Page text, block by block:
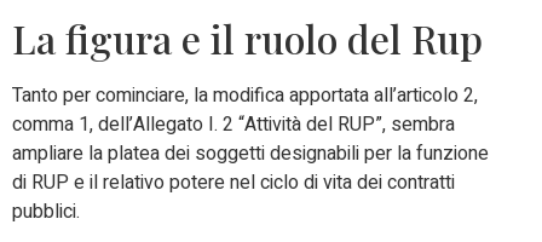
La figura e il ruolo del Rup
Tanto per cominciare, la modifica apportata all’articolo 2,
comma 1, dell’Allegato I. 2 “Attività del RUP”, sembra
ampliare la platea dei soggetti designabili per la funzione
di RUP e il relativo potere nel ciclo di vita dei contratti
pubblici.